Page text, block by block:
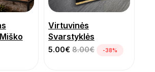
Virtuvinės
Svarstyklės
5.00€ 8.00€ -38%